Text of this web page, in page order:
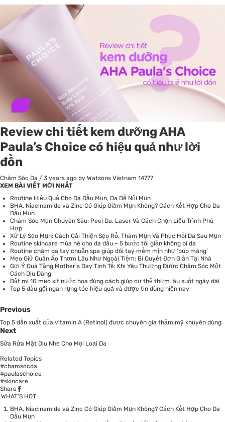
Review chi tiết kem dưỡng AHA
Paula’s Choice có hiệu quả như lời
đồn
Chăm Sóc Da / 3 years ago by Watsons Vietnam 14777
XEM BÀI VIẾT MỚI NHẤT
Routine Hiệu Quả Cho Da Dầu Mụn, Da Dễ Nổi Mụn
BHA, Niacinamide và Zinc Có Giúp Giảm Mụn Không? Cách Kết Hợp Cho Da
Dầu Mụn
Chăm Sóc Mụn Chuyên Sâu: Peel Da, Laser Và Cách Chọn Liệu Trình Phù
Hợp
Xử Lý Sẹo Mụn: Cách Cải Thiện Sẹo Rỗ, Thâm Mụn Và Phục Hồi Da Sau Mụn
Routine skincare mùa hè cho da dầu – 5 bước tối giản không bí da
Routine chăm da tay chuẩn spa giúp đôi tay mềm mịn như ‘búp măng’
Mẹo Giữ Quần Áo Thơm Lâu Như Ngoài Tiệm: Bí Quyết Đơn Giản Tại Nhà
Gợi Ý Quà Tặng Mother’s Day Tinh Tế: Khi Yêu Thương Được Chăm Sóc Một
Cách Dịu Dàng
Bật mí 10 mẹo xịt nước hoa đúng cách giúp cơ thể thơm lâu suốt ngày dài
Top 5 dầu gội ngăn rụng tóc hiệu quả và được tin dùng hiện nay
Previous
Top 5 dẫn xuất của vitamin A (Retinol) được chuyên gia thẩm mỹ khuyên dùng
Next
Sữa Rửa Mặt Dịu Nhẹ Cho Mọi Loại Da
Related Topics
#chamsocda
#paulaschoice
#skincare
Share
WHAT’S HOT
BHA, Niacinamide và Zinc Có Giúp Giảm Mụn Không? Cách Kết Hợp Cho Da
Dầu Mụn